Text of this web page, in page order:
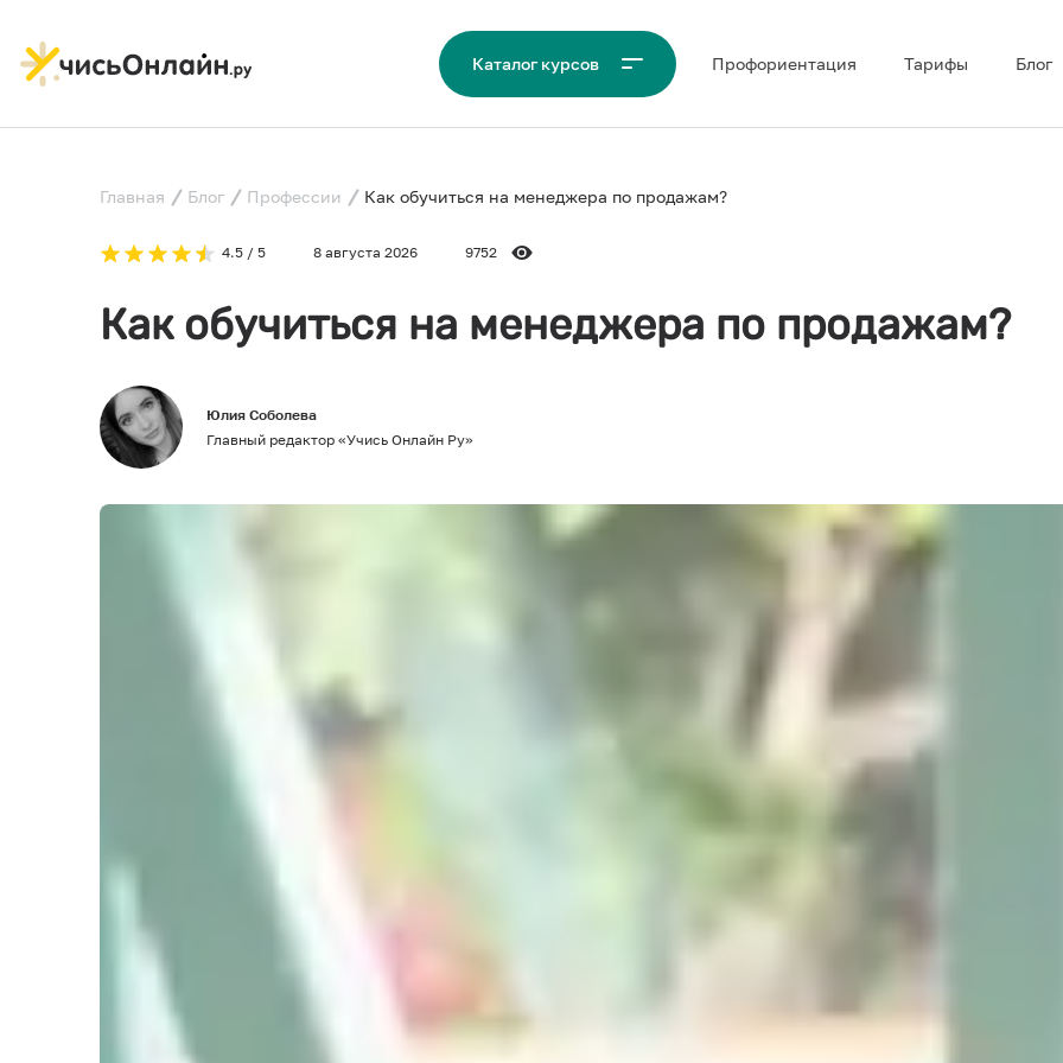
Каталог курсов Проф‌ориентация Тарифы Блог
Главная Блог Профессии Как обучиться на менеджера по продажам?
4.5 / 5 8 августа 2026 9752
Как обучиться на менеджера по продажам?
Юлия Соболева
Главный редактор «Учись Онлайн Ру»